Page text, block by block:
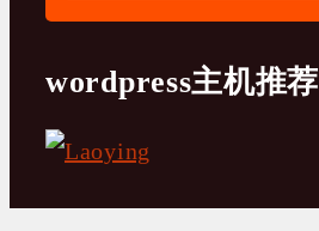
wordpress主机推荐